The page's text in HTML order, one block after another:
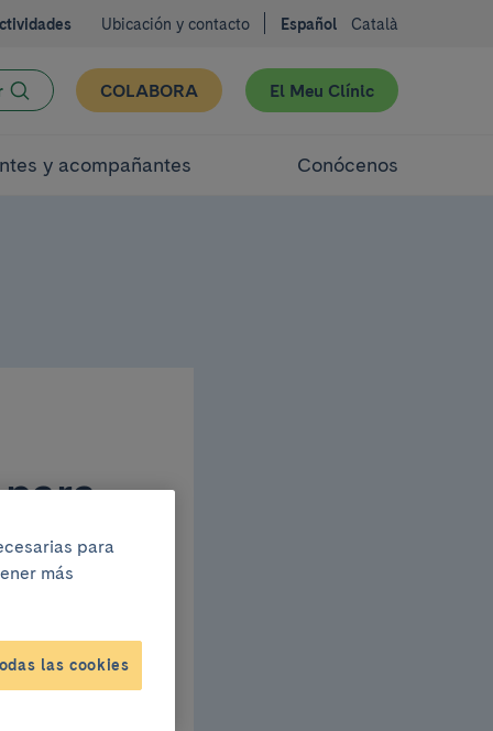
Ubicación y contacto Español Català
COLABORA El Meu Clínic
y acompañantes Conócenos
para
más
las cookies